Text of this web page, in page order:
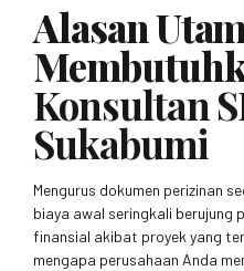
Alasan
Konsultan
Sukabumi
Mengurus dokumen perizinan
biaya awal seringkali berujung
finansial akibat proyek yang
mengapa perusahaan Anda